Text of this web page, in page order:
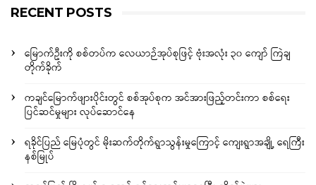
RECENT POSTS
မြောက်ဦးကို စစ်တပ်က လေယာဉ်အုပ်စုဖြင့် ဗုံးအလုံး ၃၀ ကျော် ကြဲချ
တိုက်ခိုက်
ကချင်မြောက်ဖျားပိုင်းတွင် စစ်အုပ်စုက အင်အားဖြည့်တင်းကာ စစ်ရေး
ပြင်ဆင်မှုများ လုပ်ဆောင်နေ
ရခိုင်ပြည် မြေပုံတွင် မိုးဆက်တိုက်ရွာသွန်းမှုကြောင့် ကျေးရွာအချို့ ရေကြီး
နစ်မြုပ်